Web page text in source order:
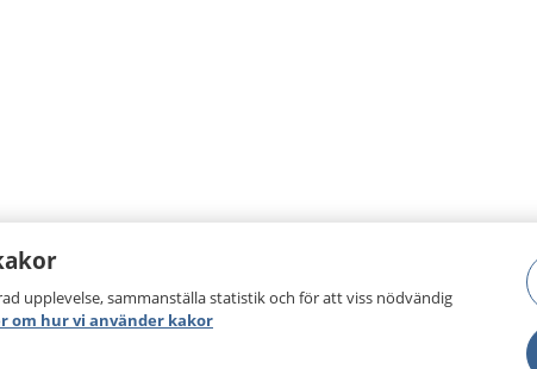
upplevelse, sammanställa statistik och för att viss nödvändig
om hur vi använder kakor